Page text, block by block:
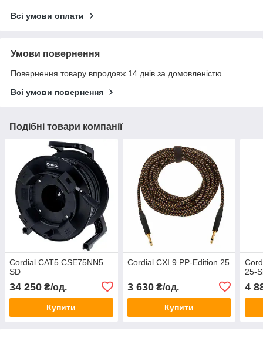
Всі умови оплати
Умови повернення
Повернення товару впродовж 14 днів за домовленістю
Всі умови повернення
Подібні товари компанії
Cordial CAT5 CSE75NN5
SD
34 250 ₴/од.
Купити
Cordial CXI 9 PP-Edition 25
3 630₴/од.
Купити
25-
4